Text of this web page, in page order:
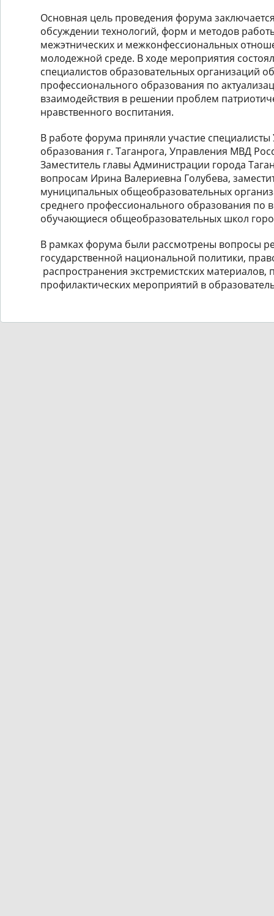
Основная цель проведения форума
обсуждении технологий, форм и методов
межэтнических и межконфессиональных
молодежной среде. В ходе мероприятия
специалистов образовательных организаций
профессионального образования по
взаимодействия в решении проблем
нравственного воспитания.
В работе форума приняли участие
образования г. Таганрога, Управления МВД
Заместитель главы Администрации города
вопросам Ирина Валериевна Голубева,
муниципальных общеобразовательных
среднего профессионального образования по
обучающиеся общеобразовательных школ
В рамках форума были рассмотрены вопросы
государственной национальной политики,
распространения экстремистских материалов,
профилактических мероприятий в